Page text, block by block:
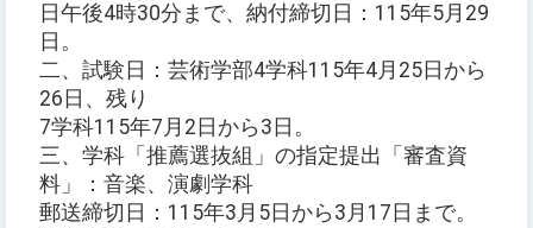
日午後4時30分まで、納付締切日：115年5月29
日。
二、試験日：芸術学部4学科115年4月25日から
26日、残り
7学科115年7月2日から3日。
三、学科「推薦選抜組」の指定提出「審査資
料」：音楽、演劇学科
郵送締切日：115年3月5日から3月17日まで。